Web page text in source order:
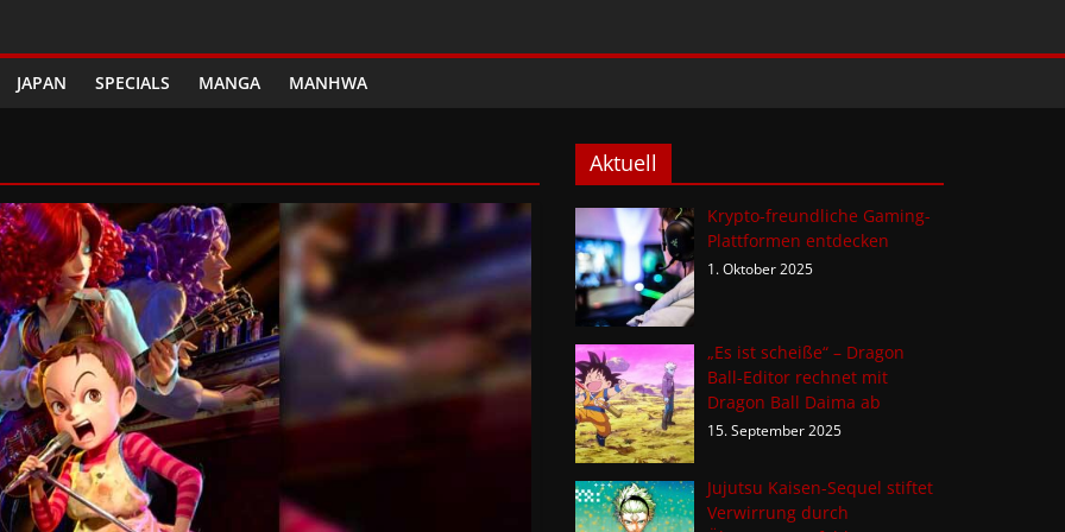
JAPAN SPECIALS MANGA MANHWA
Aktuell
Krypto-freundliche Gaming-
Plattformen entdecken
1. Oktober 2025
„Es ist scheiße“ – Dragon
Ball-Editor rechnet mit
Dragon Ball Daima ab
15. September 2025
Jujutsu Kaisen-Sequel stiftet
Verwirrung durch